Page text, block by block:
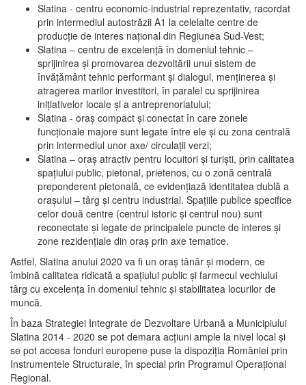
Slatina - centru economic-industrial reprezentativ, racordat
prin intermediul autostrăzii A1 la celelalte centre de
producţie de interes naţional din Regiunea Sud-Vest;
Slatina – centru de excelenţă în domeniul tehnic –
sprijinirea şi promovarea dezvoltării unui sistem de
învăţământ tehnic performant şi dialogul, menţinerea şi
atragerea marilor investitori, în paralel cu sprijinirea
iniţiativelor locale şi a antreprenoriatului;
Slatina - oraş compact şi conectat în care zonele
funcţionale majore sunt legate între ele şi cu zona centrală
prin intermediul unor axe/ circulații verzi;
Slatina – oraş atractiv pentru locuitori şi turişti, prin calitatea
spaţiului public, pietonal, prietenos, cu o zonă centrală
preponderent pietonală, ce evidenţiază identitatea dublă a
oraşului – târg şi centru industrial. Spaţiile publice specifice
celor două centre (centrul istoric şi centrul nou) sunt
reconectate şi legate de principalele puncte de interes şi
zone rezidenţiale din oraş prin axe tematice.
Astfel, Slatina anului 2020 va fi un oraş tânăr şi modern, ce
îmbină calitatea ridicată a spaţiului public şi farmecul vechiului
târg cu excelenţa în domeniul tehnic şi stabilitatea locurilor de
muncă.
În baza Strategiei Integrate de Dezvoltare Urbană a Municipiului
Slatina 2014 - 2020 se pot demara acţiuni ample la nivel local şi
se pot accesa fonduri europene puse la dispoziţia României prin
Instrumentele Structurale, în special prin Programul Operațional
Regional.